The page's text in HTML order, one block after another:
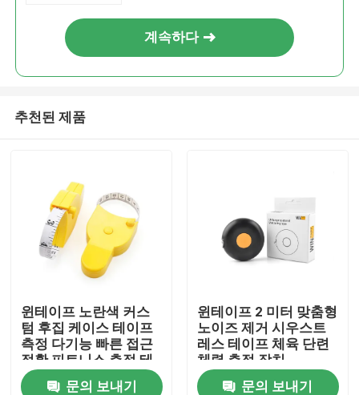
집
계속하다
추천된 제품
윈테이프 노란색 커스
텀 후집 케이스 테이프
측정 다기능 빠른 접근
정확 피트니스 측정 테
이프
문의 보내기
윈테이프 2 미터 맞춤형
노이즈 제거 시우스트
레스 테이프 체육 단련
체력 측정 장치
문의 보내기